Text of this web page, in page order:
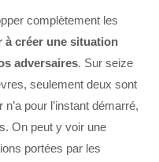
complètement les
à créer une situation
adversaires. Sur seize
seulement deux sont
pour l’instant démarré,
On peut y voir une
portées par les